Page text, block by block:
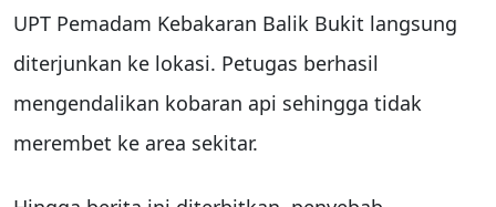
UPT Pemadam Kebakaran Balik Bukit langsung
diterjunkan ke lokasi. Petugas berhasil
mengendalikan kobaran api sehingga tidak
merembet ke area sekitar.